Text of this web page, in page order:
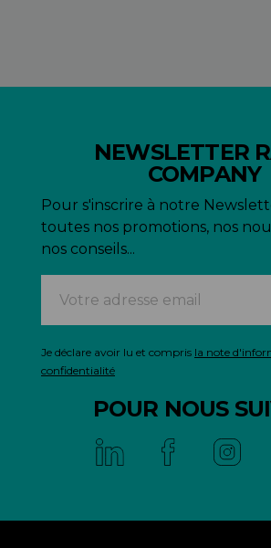
NEWSLETTER
COMPANY
Pour s'inscrire à notre
toutes nos promotions, nos
nos conseils...
Je déclare avoir lu et compris la note
confidentialité
POUR NOUS